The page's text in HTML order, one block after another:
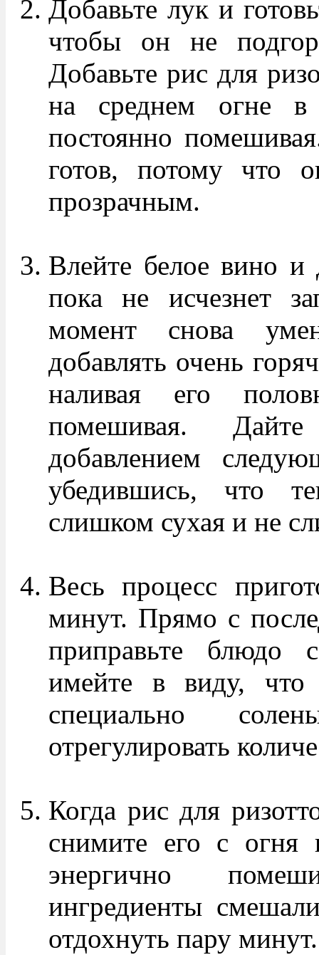
Добавьте лук и
чтобы он не
Добавьте рис для
на среднем огне в
постоянно
готов, потому что
прозрачным.
Влейте белое вино и
пока не исчезнет
момент снова
добавлять очень
наливая его
помешивая.
добавлением
убедившись, что
слишком сухая и не
Весь процесс
минут. Прямо с
приправьте
имейте в виду, что
специально
отрегулировать
Когда рис для
снимите его с огня
энергично
ингредиенты
отдохнуть пару минут.